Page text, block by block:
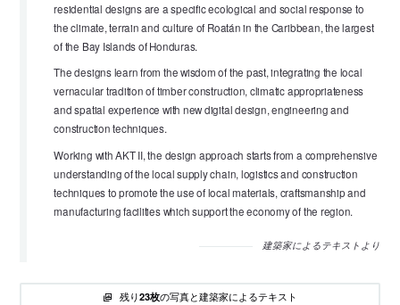
residential designs are a specific ecological and social response to
the climate, terrain and culture of Roatán in the Caribbean, the largest
of the Bay Islands of Honduras.
The designs learn from the wisdom of the past, integrating the local
vernacular tradition of timber construction, climatic appropriateness
and spatial experience with new digital design, engineering and
construction techniques.
Working with AKT II, the design approach starts from a comprehensive
understanding of the local supply chain, logistics and construction
techniques to promote the use of local materials, craftsmanship and
manufacturing facilities which support the economy of the region.
建築家によるテキストより
残り23枚の写真と建築家によるテキスト